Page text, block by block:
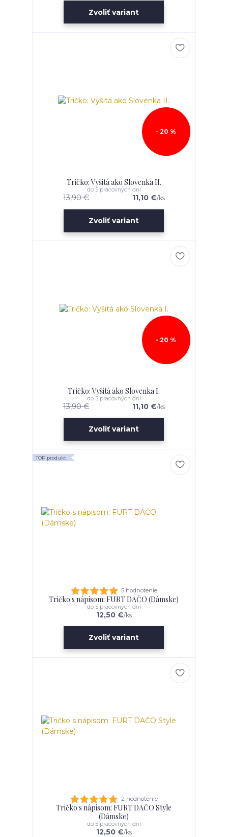
Zvoliť variant
- 20 %
Tričko: Vyšitá ako Slovenka II.
13,90 € 11,10 €/ks
do 5 pracovných dní
Zvoliť variant
- 20 %
Tričko: Vyšitá ako Slovenka I.
13,90 € 11,10 €/ks
do 5 pracovných dní
Zvoliť variant
TOP produkt
5 hodnotenie
Tričko s nápisom: FURT DAČO (Dámske)
12,50 €/ks
do 5 pracovných dní
Zvoliť variant
2 hodnotenie
Tričko s nápisom: FURT DAČO Style
(Dámske)
12,50 €/ks
do 5 pracovných dní